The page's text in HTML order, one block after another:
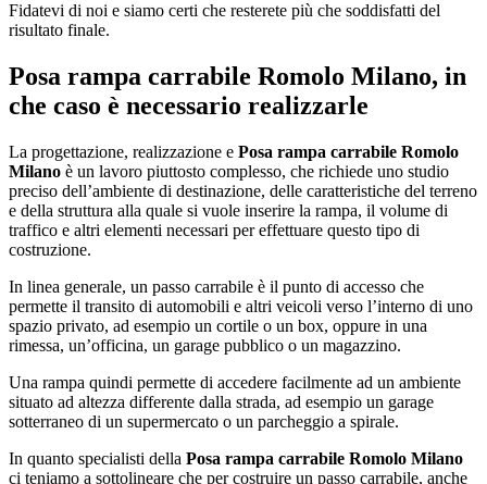
Fidatevi di noi e siamo certi che resterete più che soddisfatti del
risultato finale.
Posa rampa carrabile Romolo Milano, in
che caso è necessario realizzarle
La progettazione, realizzazione e Posa rampa carrabile Romolo
Milano è un lavoro piuttosto complesso, che richiede uno studio
preciso dell’ambiente di destinazione, delle caratteristiche del terreno
e della struttura alla quale si vuole inserire la rampa, il volume di
traffico e altri elementi necessari per effettuare questo tipo di
costruzione.
In linea generale, un passo carrabile è il punto di accesso che
permette il transito di automobili e altri veicoli verso l’interno di uno
spazio privato, ad esempio un cortile o un box, oppure in una
rimessa, un’officina, un garage pubblico o un magazzino.
Una rampa quindi permette di accedere facilmente ad un ambiente
situato ad altezza differente dalla strada, ad esempio un garage
sotterraneo di un supermercato o un parcheggio a spirale.
In quanto specialisti della Posa rampa carrabile Romolo Milano
ci teniamo a sottolineare che per costruire un passo carrabile, anche